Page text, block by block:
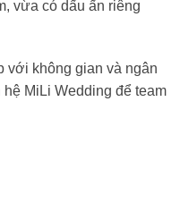
vừa có dấu ấn riêng
không gian và ngân
MiLi Wedding để team